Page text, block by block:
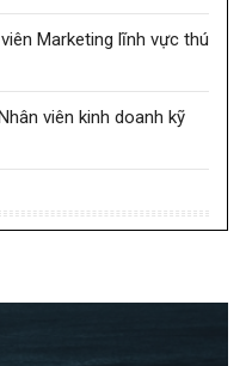
Marketing lĩnh vực thú
viên kinh doanh kỹ